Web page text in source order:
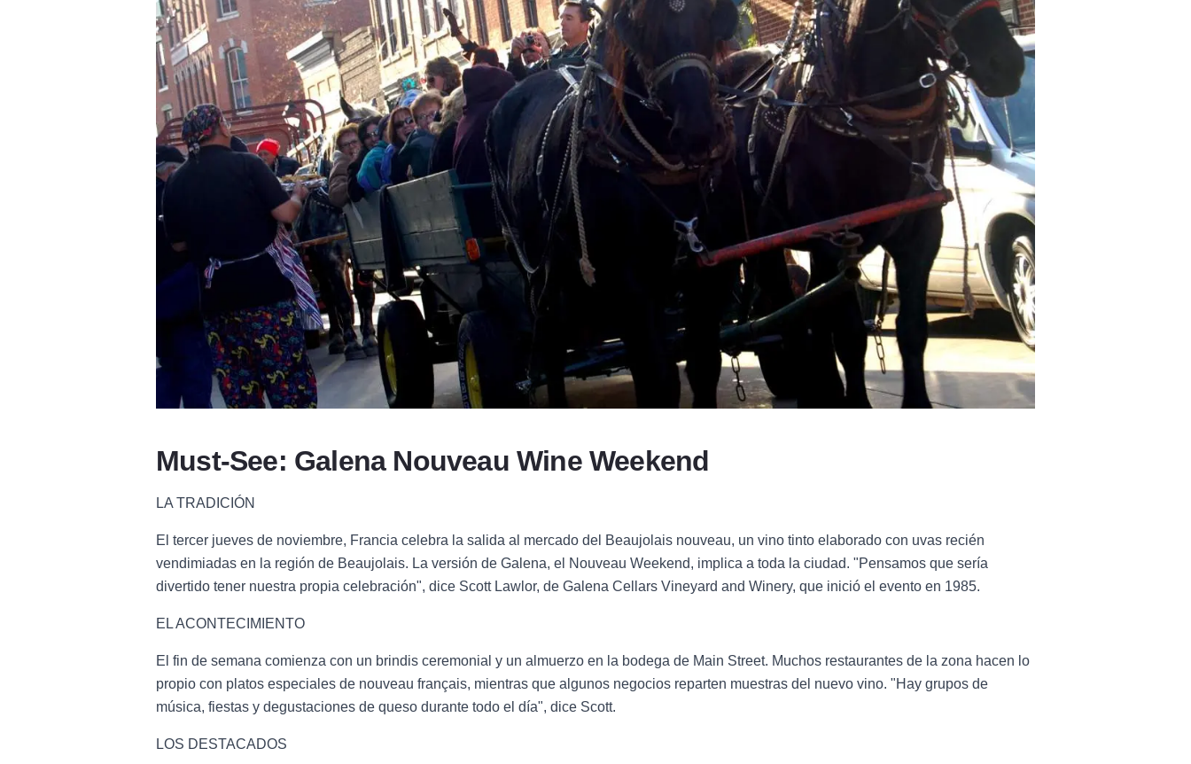
Must-See: Galena Nouveau Wine Weekend
LA TRADICIÓN
El tercer jueves de noviembre, Francia celebra la salida al mercado del Beaujolais nouveau, un vino tinto elaborado con uvas recién
vendimiadas en la región de Beaujolais. La versión de Galena, el Nouveau Weekend, implica a toda la ciudad. "Pensamos que sería
divertido tener nuestra propia celebración", dice Scott Lawlor, de Galena Cellars Vineyard and Winery, que inició el evento en 1985.
EL ACONTECIMIENTO
El fin de semana comienza con un brindis ceremonial y un almuerzo en la bodega de Main Street. Muchos restaurantes de la zona hacen lo
propio con platos especiales de nouveau français, mientras que algunos negocios reparten muestras del nuevo vino. "Hay grupos de
música, fiestas y degustaciones de queso durante todo el día", dice Scott.
LOS DESTACADOS